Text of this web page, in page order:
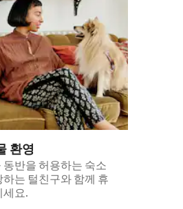
환영
동반을 허용하는 숙소
하는 털친구와 함께 휴
세요.